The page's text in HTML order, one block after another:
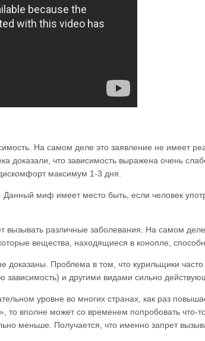
На самом деле это заявление не имеет
доказали, что зависимость выражена очень
максимум 1-3 дня.
Данный миф имеет место быть, если человек
различные заболевания. На самом деле
вещества, находящиеся в конопле,
доказаны. Проблема в том, что курильщики
и другими видами сильно
уровне во многих странах, как раз
то вполне может со временем попробовать что-
меньше. Получается, что именно запрет